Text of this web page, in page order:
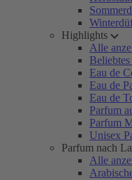
Highlights
Alle
Eau de
Eau de
Eau de
Parfum
Parfum
Unisex
Parfum nach
Alle